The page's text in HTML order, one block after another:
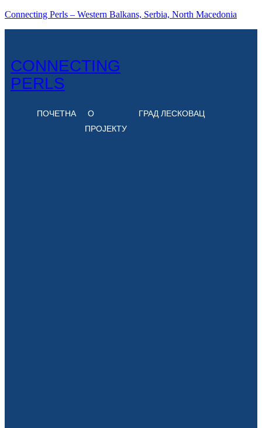
Connecting Perls – Western Balkans, Serbia, North Macedonia
CONNECTING
PERLS
ПОЧЕТНА
О
ПРОЈЕКТУ
ГРАД ЛЕСКОВАЦ